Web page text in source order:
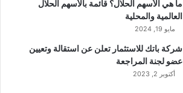
ما هي الأسهم الحلال؟ قائمة بالأسهم الحلال
العالمية والمحلية
مايو 19, 2024
شركة باتك للاستثمار تعلن عن استقالة وتعيين
عضو لجنة المراجعة
أكتوبر 2, 2023